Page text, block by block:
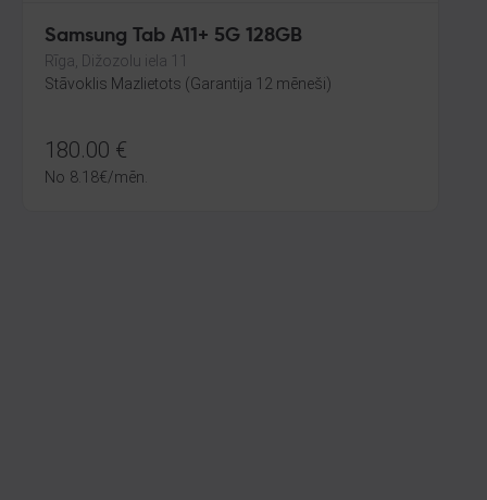
Samsung Tab A11+ 5G 128GB
Rīga, Dižozolu iela 11
Stāvoklis Mazlietots (Garantija 12 mēneši)
180.00 €
No 8.18€/mēn.